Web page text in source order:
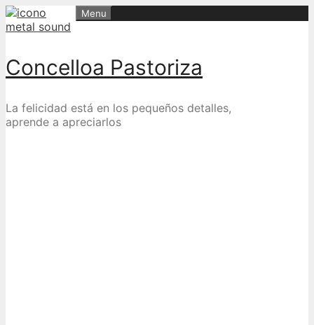
Skip
to
Concelloa Pastoriza
La felicidad está en los pequeños detalles,
aprende a apreciarlos
Menu